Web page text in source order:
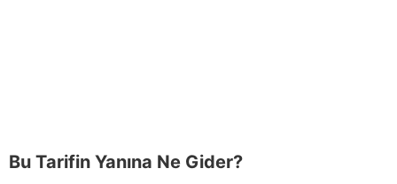
Bu Tarifin Yanına Ne Gider?